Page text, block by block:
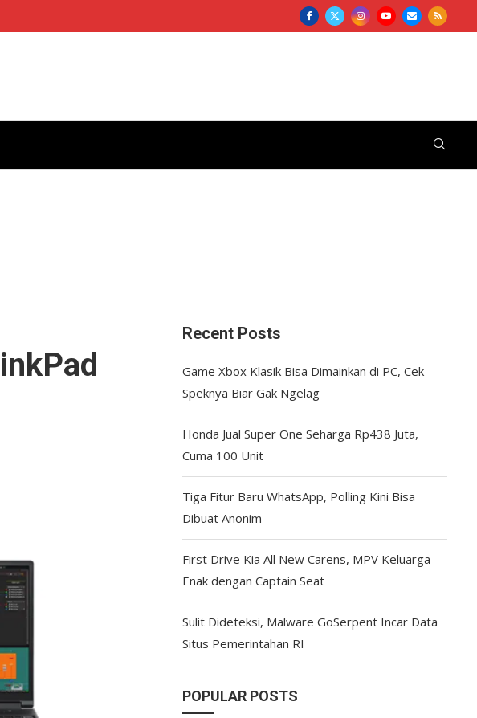
Recent Posts
Game Xbox Klasik Bisa Dimainkan di PC, Cek
Speknya Biar Gak Ngelag
Honda Jual Super One Seharga Rp438 Juta,
Cuma 100 Unit
Tiga Fitur Baru WhatsApp, Polling Kini Bisa
Dibuat Anonim
First Drive Kia All New Carens, MPV Keluarga
Enak dengan Captain Seat
Sulit Dideteksi, Malware GoSerpent Incar Data
Situs Pemerintahan RI
POPULAR POSTS